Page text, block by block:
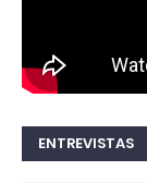
ENTREVISTAS